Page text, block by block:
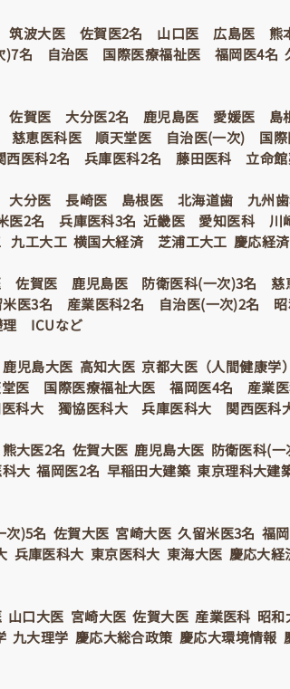
波大医 佐賀医2名 山口医 広島医 熊
)7名 自治医 国際医療福祉医 福岡医4名
賀医 大分医2名 鹿児島医 愛媛医 島
恵医科医 順天堂医 自治医(一次) 国際
医科2名 兵庫医科2名 藤田医科 立命館
分医 長崎医 島根医 北海道歯 九州歯
医2名 兵庫医科3名 近畿医 愛知医科 川
工大工 横国大経済 芝浦工大工 慶応経
賀医 鹿児島医 防衛医科(一次)3名 慈
医3名 産業医科2名 自治医(一次)2名
ICUなど
島大医 高知大医 京都大医（人間健康学
医 国際医療福祉大医 福岡医4名 産業
科大 獨協医科大 兵庫医科大 関西医科
大医2名 佐賀大医 鹿児島大医 防衛医科(一
大 福岡医2名 早稲田大建築 東京理科大建
)5名 佐賀大医 宮崎大医 久留米医3名 福
兵庫医科大 東京医科大 東海大医 慶応大経
口大医 宮崎大医 佐賀大医 産業医科 昭和
大理学 慶応大総合政策 慶応大環境情報